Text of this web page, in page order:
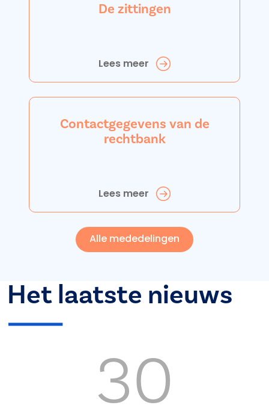
De zittingen
Lees meer
Contactgegevens van de
rechtbank
Lees meer
Alle mededelingen
Het laatste nieuws
30